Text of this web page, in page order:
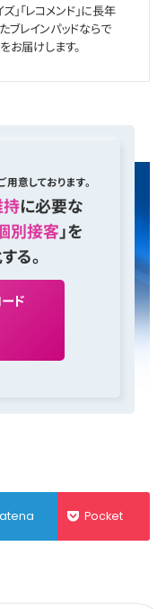
」「レコメンド」に長年
ブレインパッドならで
お届けします。
意しております。
に必要な
別接客」を
る。
ード
Pocket